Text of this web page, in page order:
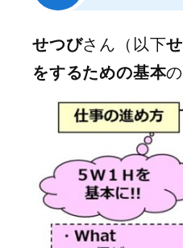
せつびさん（以下せ
をするための基本